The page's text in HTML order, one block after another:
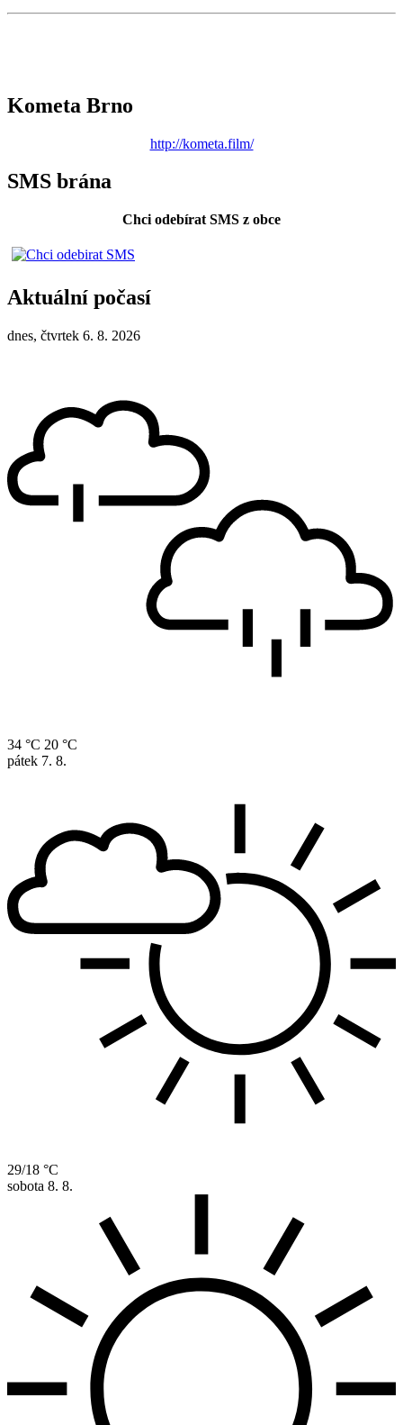
Kometa Brno
http://kometa.film/
SMS brána
Chci odebírat SMS z obce
Aktuální počasí
dnes, čtvrtek 6. 8. 2026
34 °C 20 °C
pátek 7. 8.
29/18 °C
sobota 8. 8.